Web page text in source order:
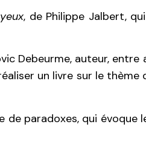
, de Philippe Jalbert,
Debeurme, auteur,
un livre sur le
de paradoxes, qui évoque